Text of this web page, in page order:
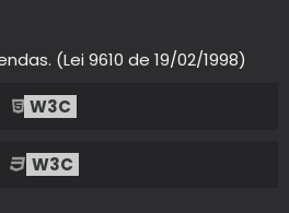
(Lei 9610 de 19/02/1998)
W3C
W3C